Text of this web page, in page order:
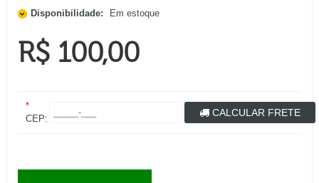
Disponibilidade:
Em estoque
R$ 100,00
*
CEP:
CALCULAR FRETE